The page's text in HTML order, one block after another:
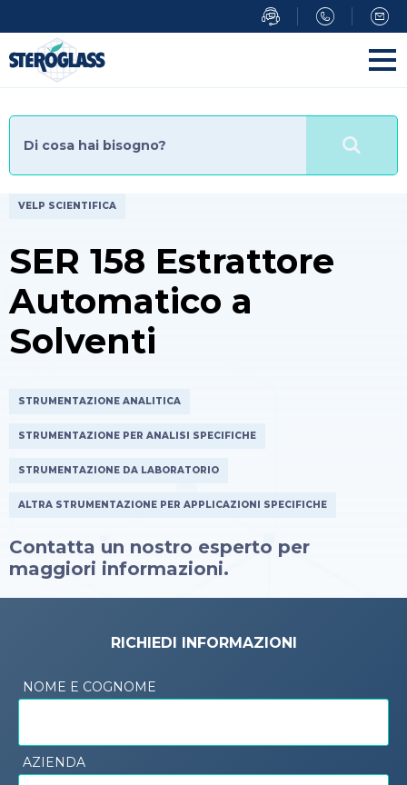
al
contenuto
principale
VELP SCIENTIFICA
SER 158 Estrattore
Automatico a
Solventi
STRUMENTAZIONE ANALITICA
STRUMENTAZIONE PER ANALISI SPECIFICHE
STRUMENTAZIONE DA LABORATORIO
ALTRA STRUMENTAZIONE PER APPLICAZIONI SPECIFICHE
Contatta un nostro esperto per
maggiori informazioni.
RICHIEDI INFORMAZIONI
NOME E COGNOME
AZIENDA